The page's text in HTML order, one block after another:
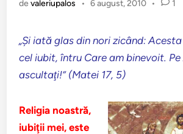
devaleriupalos • 6 august, 2010 • 1
„Şi iată glas din nori zicând:
cel iubit, întru Care am binevoit.
ascultaţi!” (Matei 17, 5)
Religia noastră,
iubiţii mei, este